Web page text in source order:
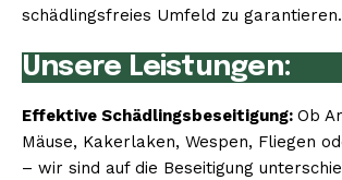
schädlingsfreies Umfeld zu garantieren.
Unsere Leistungen:
Effektive Schädlingsbeseitigung: Ob
Mäuse, Kakerlaken, Wespen, Fliegen
– wir sind auf die Beseitigung